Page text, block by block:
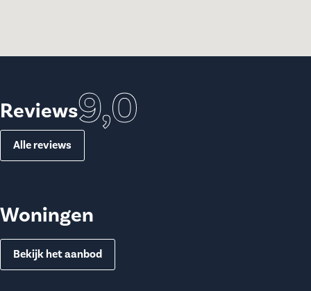
Reviews9,0
Alle reviews
Woningen
Bekijk het aanbod